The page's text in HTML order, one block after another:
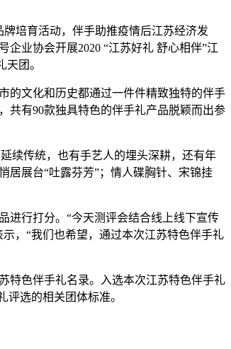
牌培育活动，伴手助推疫情后江苏经济发
业协会开展2020 “江苏好礼 舒心相伴”江
团。
的文化和历史都通过一件件精致独特的伴手
共有90款独具特色的伴手礼产品脱颖而出参
续传统，也有手艺人的埋头深耕，还有年
居展台“吐露芬芳”；情人碟胸针、宋锦挂
行打分。“今天测评会结合线上线下宣传
，“我们也希望，通过本次江苏特色伴手礼
特色伴手礼名录。入选本次江苏特色伴手礼
选的相关团体标准。